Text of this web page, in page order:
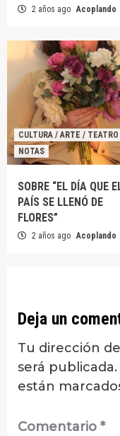
2 años ago Acoplando
CULTURA / ARTE / TEATRO
NOTAS
SOBRE “EL DÍA QUE
PAÍS SE LLENÓ DE
FLORES”
2 años ago Acoplando
Deja un
Tu dirección
será publicada.
están
Comentario *